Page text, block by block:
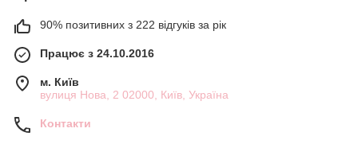
90% позитивних з 222 відгуків за рік
Працює з 24.10.2016
м. Київ
вулиця Нова, 2 02000, Київ, Україна
Контакти